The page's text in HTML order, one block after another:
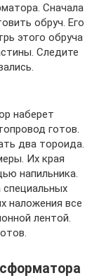
Сначала
обруч. Его
этого обруча
Следите
наберет
готов.
два тороида.
Их края
напильника.
наложения все
лентой.